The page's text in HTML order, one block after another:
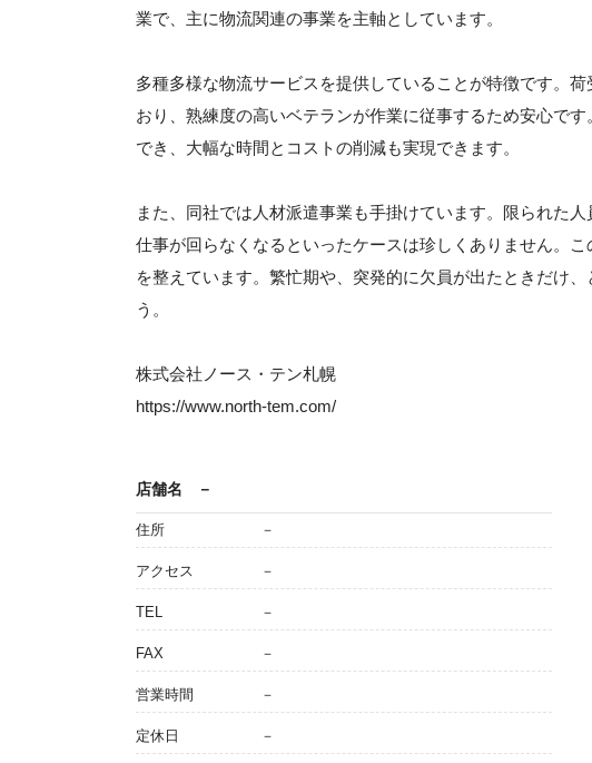
業で、主に物流関連の事業を主軸としています。
多種多様な物流サービスを提供していることが特徴です。
おり、熟練度の高いベテランが作業に従事するため安心で
でき、大幅な時間とコストの削減も実現できます。
また、同社では人材派遣事業も手掛けています。限られた
仕事が回らなくなるといったケースは珍しくありません。
を整えています。繁忙期や、突発的に欠員が出たときだけ
う。
株式会社ノース・テン札幌
https://www.north-tem.com/
店舗名 －
住所 －
アクセス －
TEL －
FAX －
営業時間 －
定休日 －